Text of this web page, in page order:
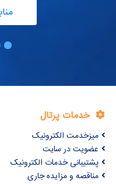
خدمات پرتال
میزخدمت الکترونیک
عضویت در سایت
پشتیبانی خدمات الکترونیک
مناقصه و مزایده جاری